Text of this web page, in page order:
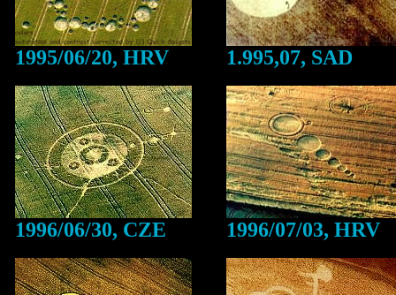
1995/06/20, HRV 1.995,07, SAD
1996/06/30, CZE 1996/07/03, HRV